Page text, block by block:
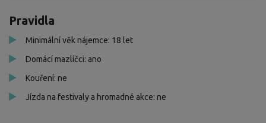
Pravidla
Minimální věk nájemce: 18 let
Domácí mazlíčci: ano
Kouření: ne
Jízda na festivaly a hromadné akce: ne